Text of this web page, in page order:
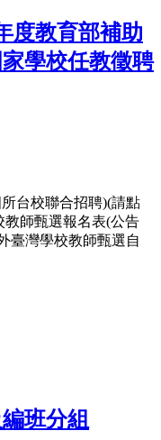
度教育部補助
學校任教徵聘
台校聯合招聘)(請點
教師甄選報名表(公告
臺灣學校教師甄選自
班分組